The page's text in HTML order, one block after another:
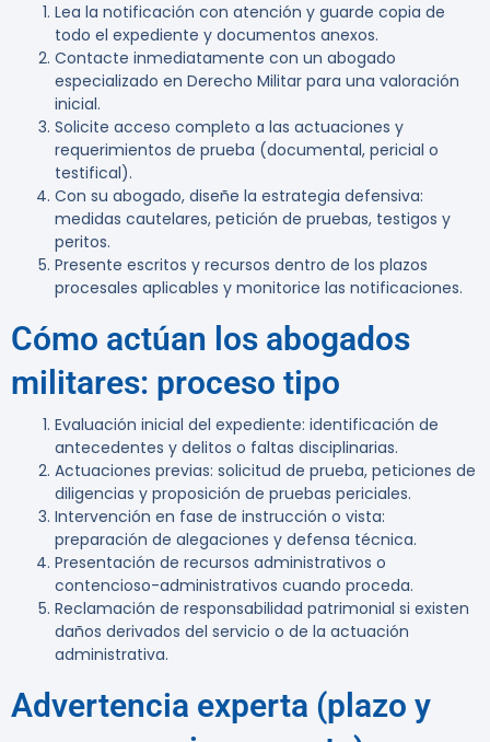
Lea la notificación con atención y guarde copia de
todo el expediente y documentos anexos.
Contacte inmediatamente con un abogado
especializado en Derecho Militar para una valoración
inicial.
Solicite acceso completo a las actuaciones y
requerimientos de prueba (documental, pericial o
testifical).
Con su abogado, diseñe la estrategia defensiva:
medidas cautelares, petición de pruebas, testigos y
peritos.
Presente escritos y recursos dentro de los plazos
procesales aplicables y monitorice las notificaciones.
Cómo actúan los abogados
militares: proceso tipo
Evaluación inicial del expediente: identificación de
antecedentes y delitos o faltas disciplinarias.
Actuaciones previas: solicitud de prueba, peticiones de
diligencias y proposición de pruebas periciales.
Intervención en fase de instrucción o vista:
preparación de alegaciones y defensa técnica.
Presentación de recursos administrativos o
contencioso-administrativos cuando proceda.
Reclamación de responsabilidad patrimonial si existen
daños derivados del servicio o de la actuación
administrativa.
Advertencia experta (plazo y